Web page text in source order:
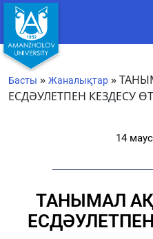
Басты » Жаналықтар »
ЕСДӘУЛЕТПЕН КЕЗДЕСУ
14
ТАНЫМАЛ